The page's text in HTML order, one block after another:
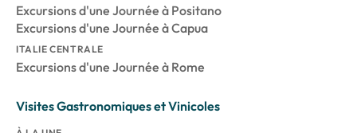
Excursions d'une Journée à Positano
Excursions d'une Journée à Capua
ITALIE CENTRALE
Excursions d'une Journée à Rome
Visites Gastronomiques et Vinicoles